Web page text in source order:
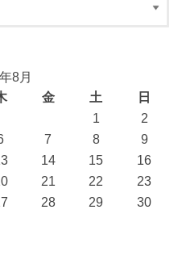
8月
金 土
日
1
2
7 8
9
14 15
16
21 22
23
28 29
30